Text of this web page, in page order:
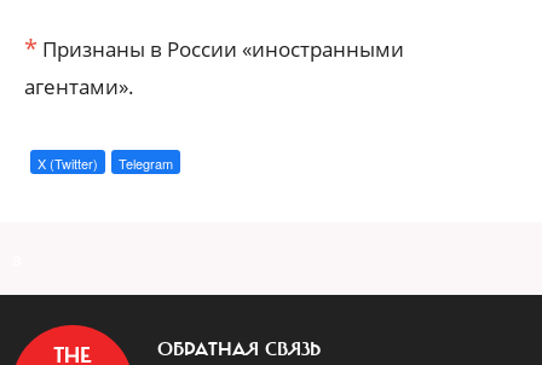
* Признаны в России «иностранными
агентами».
X (Twitter) Telegram
ОБРАТНАЯ СВЯЗЬ